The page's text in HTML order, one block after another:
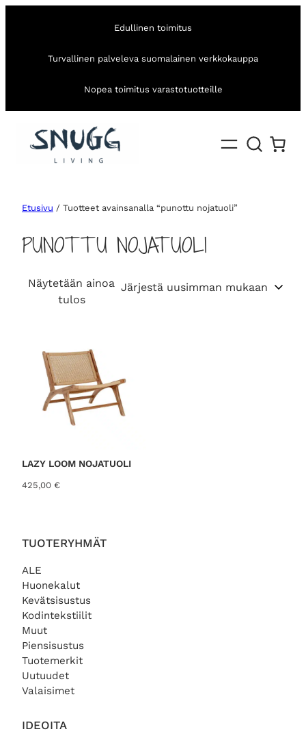
Edullinen toimitus
Turvallinen palveleva suomalainen verkkokauppa
Nopea toimitus varastotuotteille
TUOTERYHMÄT
ALE
Huonekalut
Kevätsisustus
Kodintekstiilit
Muut
Piensisustus
Tuotemerkit
Uutuudet
Valaisimet
IDEOITA
Etusivu / Tuotteet avainsanalla “punottu nojatuoli”
PUNOTTU NOJATUOLI
Näytetään ainoa
tulos
LAZY LOOM NOJATUOLI
425,00 €